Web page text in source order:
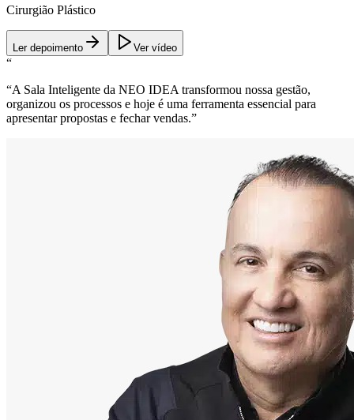
Cirurgião Plástico
Ler depoimento Ver vídeo
“
“A Sala Inteligente da NEO IDEA transformou nossa gestão,
organizou os processos e hoje é uma ferramenta essencial para
apresentar propostas e fechar vendas.”